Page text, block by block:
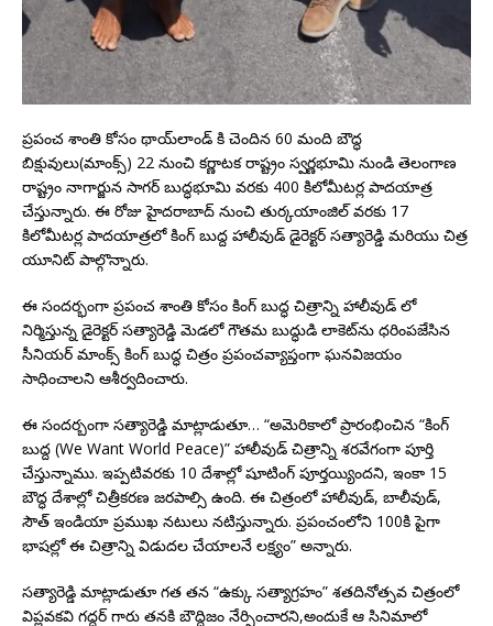
ప్రపంచ శాంతి కోసం థాయ్‌లాండ్ కి చెందిన 60 మంది బౌద్ధ
బిక్షువులు(మాంక్స్) 22 నుంచి కర్ణాటక రాష్ట్రం స్వర్ణభూమి నుండి తెలంగాణ
రాష్ట్రం నాగార్జున సాగర్ బుద్ధభూమి వరకు 400 కిలోమీటర్ల పాదయాత్ర
చేస్తున్నారు. ఈ రోజు హైదరాబాద్ నుంచి తుర్కయాంజిల్ వరకు 17
కిలోమీటర్ల పాదయాత్రలో కింగ్ బుద్ద హాలీవుడ్ డైరెక్టర్ సత్యారెడ్డి మరియు చిత్ర
యూనిట్ పాల్గొన్నారు.
ఈ సందర్భంగా ప్రపంచ శాంతి కోసం కింగ్ బుద్ధ చిత్రాన్ని హాలీవుడ్ లో
నిర్మిస్తున్న డైరెక్టర్ సత్యారెడ్డి మెడలో గౌతమ బుద్ధుడి లాకెట్‌ను ధరింపజేసిన
సీనియర్ మాంక్స్ కింగ్ బుద్ధ చిత్రం ప్రపంచవ్యాప్తంగా ఘనవిజయం
సాధించాలని ఆశీర్వదించారు.
ఈ సందర్బంగా సత్యారెడ్డి మాట్లాడుతూ… “అమెరికాలో ప్రారంభించిన “కింగ్
బుద్ద (We Want World Peace)” హాలీవుడ్ చిత్రాన్ని శరవేగంగా పూర్తి
చేస్తున్నాము. ఇప్పటివరకు 10 దేశాల్లో షూటింగ్ పూర్తయ్యిందని, ఇంకా 15
బౌద్ధ దేశాల్లో చిత్రీకరణ జరపాల్సి ఉంది. ఈ చిత్రంలో హాలీవుడ్, బాలీవుడ్,
సౌత్ ఇండియా ప్రముఖ నటులు నటిస్తున్నారు. ప్రపంచంలోని 100కి పైగా
భాషల్లో ఈ చిత్రాన్ని విడుదల చేయాలనే లక్ష్యం” అన్నారు.
సత్యారెడ్డి మాట్లాడుతూ గత తన “ఉక్కు సత్యాగ్రహం” శతదినోత్సవ చిత్రంలో
విప్లవకవి గద్దర్ గారు తనకి బౌద్ధిజం నేర్పించారని,అందుకే ఆ సినిమాలో